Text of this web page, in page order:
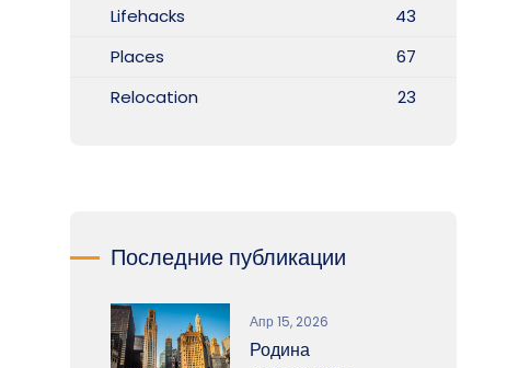
Lifehacks
43
Places
67
Relocation
23
Последние публикации
Апр 15, 2026
Родина